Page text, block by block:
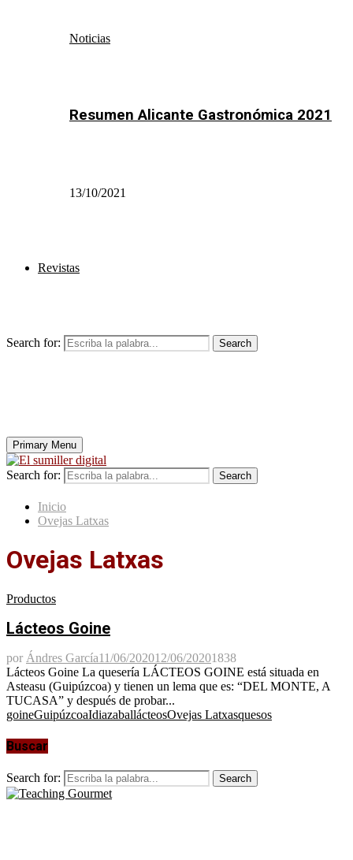
Noticias
Resumen Alicante Gastronómica 2021
13/10/2021
Revistas
Search for: Search
Primary Menu
Search for: Search
Inicio
Ovejas Latxas
Ovejas Latxas
Productos
Lácteos Goine
por Ándres García11/06/202012/06/20201838
Lácteos Goine La quesería LÁCTEOS GOINE está situada en
Asteasu (Guipúzcoa) y tienen un lema que es: “DEL MONTE, A
TUCASA” y después de probar...
goineGuipúzcoaIdiazaballácteosOvejas Latxasquesos
Buscar
Search for: Search